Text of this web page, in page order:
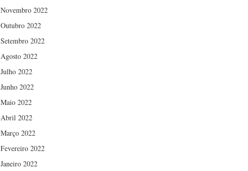
Novembro 2022
Outubro 2022
Setembro 2022
Agosto 2022
Julho 2022
Junho 2022
Maio 2022
Abril 2022
Março 2022
Fevereiro 2022
Janeiro 2022